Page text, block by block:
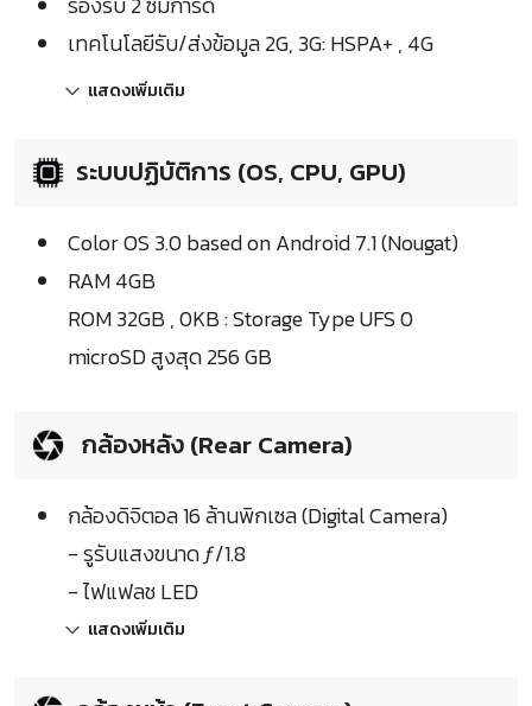
เทคโนโลยีรับ/ส่งข้อมูล 2G, 3G: HSPA+ , 4G
แสดงเพิ่มเติม
ระบบปฏิบัติการ (OS, CPU, GPU)
Color OS 3.0 based on Android 7.1 (Nougat)
RAM 4GB
ROM 32GB , 0KB : Storage Type UFS 0
microSD สูงสุด 256 GB
กล้องหลัง (Rear Camera)
กล้องดิจิตอล 16 ล้านพิกเซล (Digital Camera)
- รูรับแสงขนาด ƒ/1.8
- ไฟแฟลช LED
แสดงเพิ่มเติม